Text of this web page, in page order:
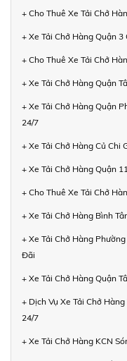
+ Cho Thuê Xe Tải Chở
+ Xe Tải Chở Hàng Quận
+ Cho Thuê Xe Tải Chở
+ Xe Tải Chở Hàng Quận
+ Xe Tải Chở Hàng Quận
24/7
+ Xe Tải Chở Hàng Củ Chi
+ Xe Tải Chở Hàng Quận
+ Cho Thuê Xe Tải Chở
+ Xe Tải Chở Hàng Bình
+ Xe Tải Chở Hàng
Đãi
+ Xe Tải Chở Hàng Quận
+ Dịch Vụ Xe Tải Chở
24/7
+ Xe Tải Chở Hàng KCN